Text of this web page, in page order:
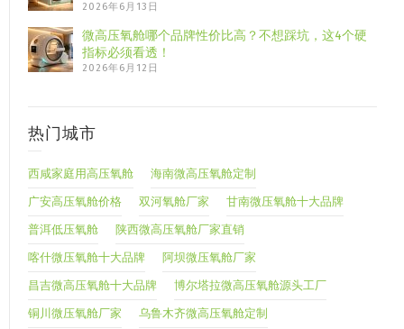
2026年6月13日
微高压氧舱哪个品牌性价比高？不想踩坑，这4个硬
指标必须看透！
2026年6月12日
热门城市
西咸家庭用高压氧舱 海南微高压氧舱定制
广安高压氧舱价格 双河氧舱厂家 甘南微压氧舱十大品牌
普洱低压氧舱 陕西微高压氧舱厂家直销
喀什微压氧舱十大品牌 阿坝微压氧舱厂家
昌吉微高压氧舱十大品牌 博尔塔拉微高压氧舱源头工厂
铜川微压氧舱厂家 乌鲁木齐微高压氧舱定制